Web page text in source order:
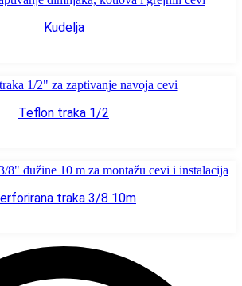
Kudelja
Teflon traka 1/2
traka 3/8 10m